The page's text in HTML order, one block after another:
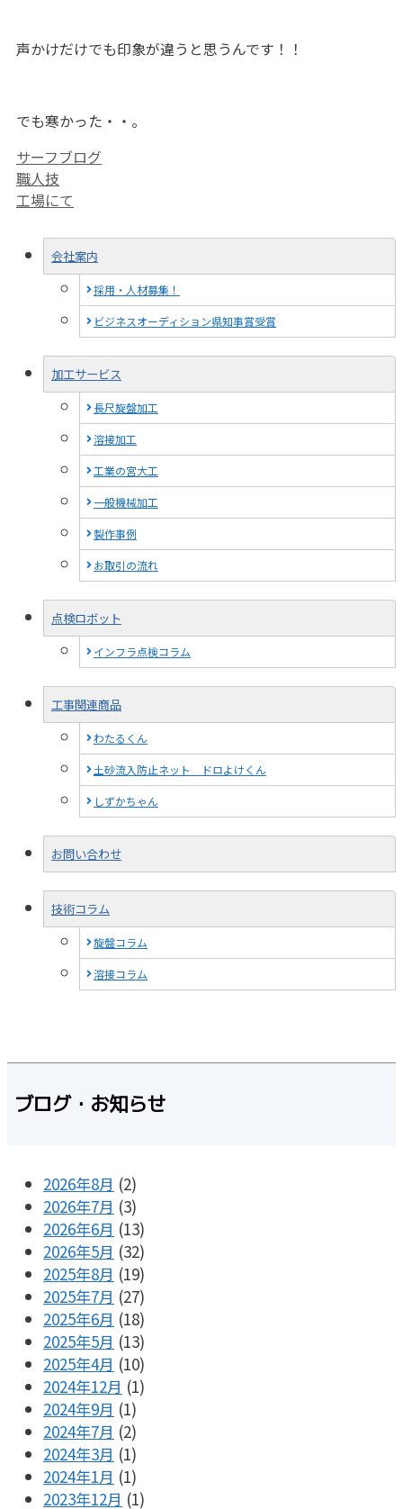
声かけだけでも印象が違うと思うんです！！
でも寒かった・・。
カ
テ
ゴ
サーフブログ
職人技
工場にて
会社案内
採用・人材募集！
ビジネスオーディション県知事賞受賞
加工サービス
長尺旋盤加工
溶接加工
工業の宮大工
一般機械加工
製作事例
お取引の流れ
点検ロボット
インフラ点検コラム
工事関連商品
わたるくん
土砂流入防止ネット ドロよけくん
しずかちゃん
お問い合わせ
技術コラム
旋盤コラム
溶接コラム
ブログ・お知らせ
2026年8月 (2)
2026年7月 (3)
2026年6月 (13)
2026年5月 (32)
2025年8月 (19)
2025年7月 (27)
2025年6月 (18)
2025年5月 (13)
2025年4月 (10)
2024年12月 (1)
2024年9月 (1)
2024年7月 (2)
2024年3月 (1)
2024年1月 (1)
2023年12月 (1)